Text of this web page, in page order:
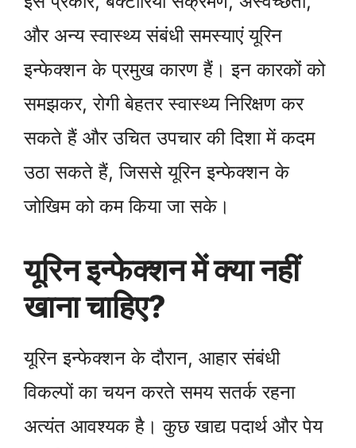
और अन्य स्वास्थ्य संबंधी समस्याएं यूरिन
इन्फेक्शन के प्रमुख कारण हैं। इन कारकों को
समझकर, रोगी बेहतर स्वास्थ्य निरिक्षण कर
सकते हैं और उचित उपचार की दिशा में कदम
उठा सकते हैं, जिससे यूरिन इन्फेक्शन के
जोखिम को कम किया जा सके।
यूरिन इन्फेक्शन में क्या नहीं
खाना चाहिए?
यूरिन इन्फेक्शन के दौरान, आहार संबंधी
विकल्पों का चयन करते समय सतर्क रहना
अत्यंत आवश्यक है। कुछ खाद्य पदार्थ और पेय